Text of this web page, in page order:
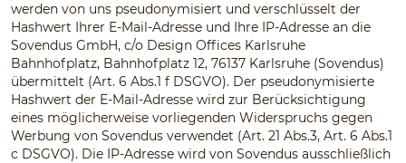
werden von uns pseudonymisiert und verschlüsselt der
Hashwert Ihrer E-Mail-Adresse und Ihre IP-Adresse an die
Sovendus GmbH, c/o Design Offices Karlsruhe
Bahnhofplatz, Bahnhofplatz 12, 76137 Karlsruhe (Sovendus)
übermittelt (Art. 6 Abs.1 f DSGVO). Der pseudonymisierte
Hashwert der E-Mail-Adresse wird zur Berücksichtigung
eines möglicherweise vorliegenden Widerspruchs gegen
Werbung von Sovendus verwendet (Art. 21 Abs.3, Art. 6 Abs.1
c DSGVO). Die IP-Adresse wird von Sovendus ausschließlich